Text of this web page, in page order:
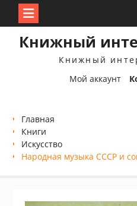
Книжный
Книжный
Мой аккаунт
Главная
Книги
Искусство
Народная музыка СССР и